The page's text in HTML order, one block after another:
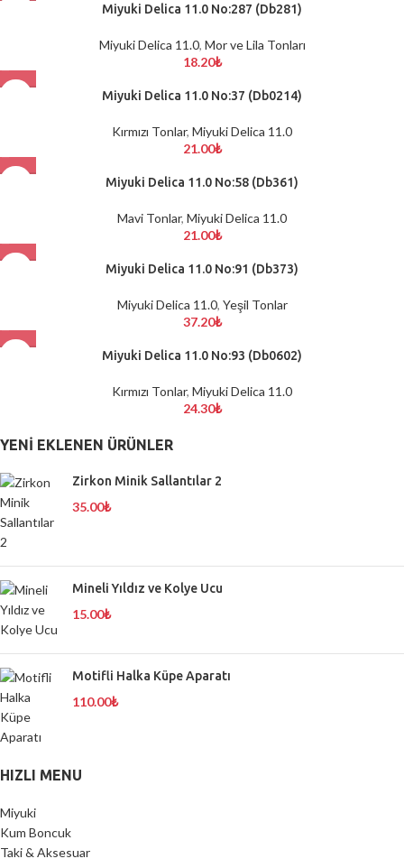
Miyuki Delica 11.0 No:287 (Db281)
Miyuki Delica 11.0, Mor ve Lila Tonları
18.20₺
Miyuki Delica 11.0 No:37 (Db0214)
Kırmızı Tonlar, Miyuki Delica 11.0
21.00₺
Miyuki Delica 11.0 No:58 (Db361)
Mavi Tonlar, Miyuki Delica 11.0
21.00₺
Miyuki Delica 11.0 No:91 (Db373)
Miyuki Delica 11.0, Yeşil Tonlar
37.20₺
Miyuki Delica 11.0 No:93 (Db0602)
Kırmızı Tonlar, Miyuki Delica 11.0
24.30₺
YENI EKLENEN ÜRÜNLER
Zirkon Minik Sallantılar 2
35.00₺
Mineli Yıldız ve Kolye Ucu
15.00₺
Motifli Halka Küpe Aparatı
110.00₺
HIZLI MENU
Miyuki
Kum Boncuk
Taki & Aksesuar